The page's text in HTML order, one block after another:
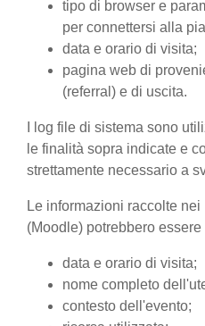
tipo di browser e
per connettersi alla
data e orario di visita;
pagina web di
(referral) e di uscita.
I log file di sistema sono
le finalità sopra indicate e
strettamente necessario a
Le informazioni raccolte
(Moodle) potrebbero
data e orario di visita;
nome completo
contesto dell'evento;